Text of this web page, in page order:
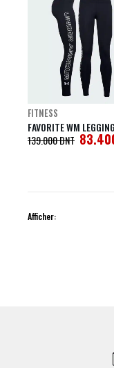
FITNESS
FAVORITE WM
139.000DNT
Afficher: